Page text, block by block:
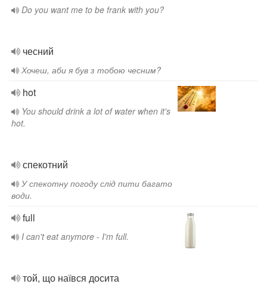
Do you want me to be frank with you?
чесний
Хочеш, аби я був з тобою чесним?
hot
You should drink a lot of water when it's
hot.
спекотний
У спекотну погоду слід пити багато
води.
full
I can't eat anymore - I'm full.
той, що наївся досита